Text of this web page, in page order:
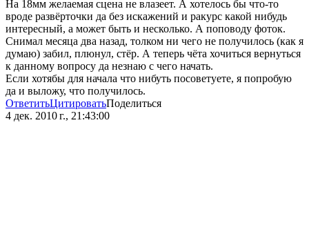
На 18мм желаемая сцена не влазеет. А хотелось бы что-то
вроде развёрточки да без искажений и ракурс какой нибудь
интересный, а может быть и несколько. А поповоду фоток.
Снимал месяца два назад, толком ни чего не получилось (как я
думаю) забил, плюнул, стёр. А теперь чёта хочиться вернуться
к данному вопросу да незнаю с чего начать.
Если хотябы для начала что нибуть посоветуете, я попробую
да и выложу, что получилось.
ОтветитьЦитироватьПоделиться
4 дек. 2010 г., 21:43:00